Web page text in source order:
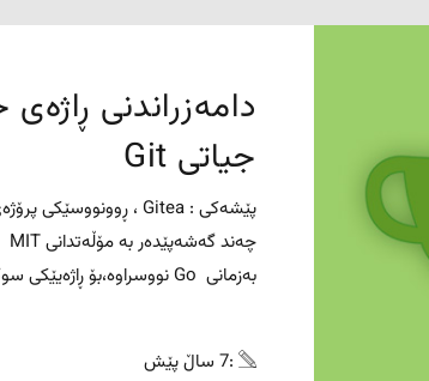
جیاتی Git
بەزمانی Go نووسراوە،بۆ ڕاژەیێکی سوکەلەی سۆرس کۆد.مەبەست لەم ...
:7 ساڵ پێش